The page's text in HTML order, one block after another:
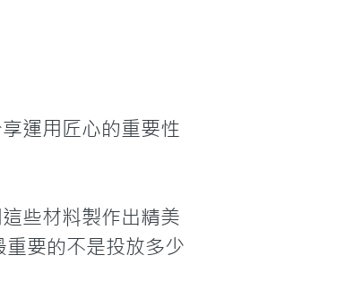
運用匠心的重要性
些材料製作出精美
要的不是投放多少